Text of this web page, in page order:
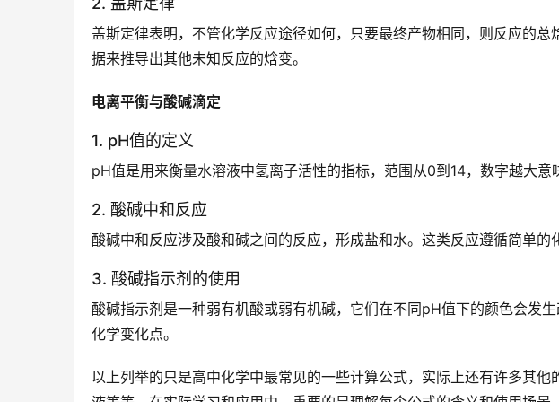
盖斯定律表明，不管化学反应途径如何，只要最终产物相同，则反应的
据来推导出其他未知反应的焓变。
电离平衡与酸碱滴定
1. pH值的定义
pH值是用来衡量水溶液中氢离子活性的指标，范围从0到14，数字越大意
2. 酸碱中和反应
酸碱中和反应涉及酸和碱之间的反应，形成盐和水。这类反应遵循简单的
3. 酸碱指示剂的使用
酸碱指示剂是一种弱有机酸或弱有机碱，它们在不同pH值下的颜色会发
化学变化点。
以上列举的只是高中化学中最常见的一些计算公式，实际上还有许多其